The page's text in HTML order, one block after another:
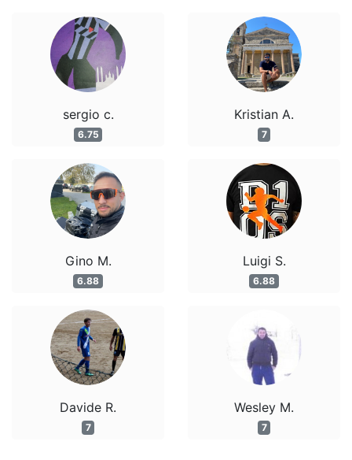
sergio c.
6.75
Gino M.
6.88
Davide R.
7
Kristian A.
7
Luigi S.
6.88
Wesley M.
7